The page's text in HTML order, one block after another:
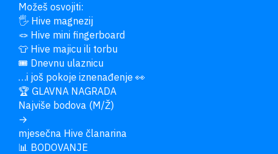
Možeš osvojiti:
🖐 Hive magnezij
🪢 Hive mini fingerboard
👕 Hive majicu ili torbu
🎟 Dnevnu ulaznicu
…i još pokoje iznenađenje 👀
🏆 GLAVNA NAGRADA
Najviše bodova (M/Ž)
→
mjesečna Hive članarina
📊 BODOVANJE